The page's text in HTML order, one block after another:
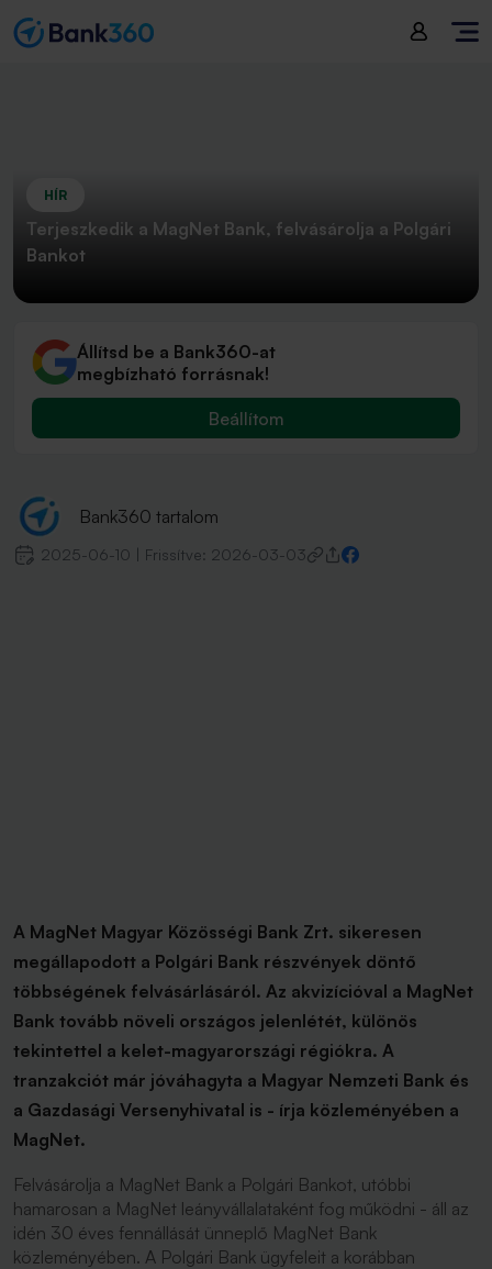
HÍR
Terjeszkedik a MagNet Bank, felvásárolja a Polgári
Bankot
Állítsd be a Bank360-at
megbízható forrásnak!
Beállítom
Bank360 tartalom
2025-06-10 Frissítve: 2026-03-03
A MagNet Magyar Közösségi Bank Zrt. sikeresen
megállapodott a Polgári Bank részvények döntő
többségének felvásárlásáról. Az akvizícióval a MagNet
Bank tovább növeli országos jelenlétét, különös
tekintettel a kelet-magyarországi régiókra. A
tranzakciót már jóváhagyta a Magyar Nemzeti Bank és
a Gazdasági Versenyhivatal is - írja közleményében a
MagNet.
Felvásárolja a MagNet Bank a Polgári Bankot, utóbbi
hamarosan a MagNet leányvállalataként fog működni - áll az
idén 30 éves fennállását ünneplő MagNet Bank
közleményében. A Polgári Bank ügyfeleit a korábban